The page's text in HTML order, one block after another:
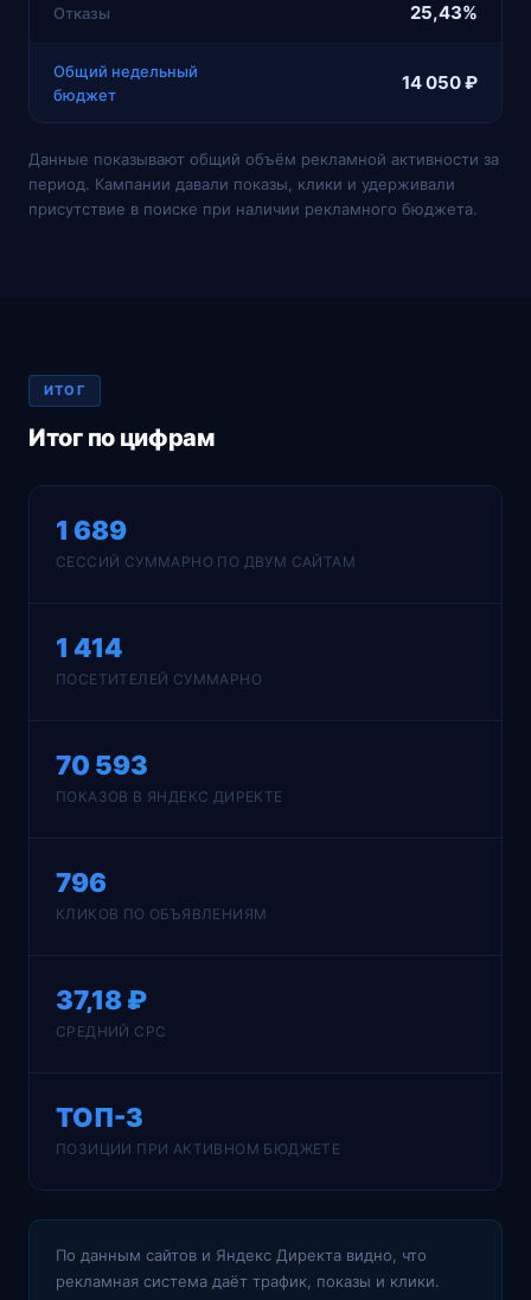
Отказы 25,43%
Общий недельный
бюджет
14 050 ₽
Данные показывают общий объём рекламной активности за
период. Кампании давали показы, клики и удерживали
присутствие в поиске при наличии рекламного бюджета.
ИТОГ
Итог по цифрам
1 689
СЕССИЙ СУММАРНО ПО ДВУМ САЙТАМ
1 414
ПОСЕТИТЕЛЕЙ СУММАРНО
70 593
ПОКАЗОВ В ЯНДЕКС ДИРЕКТЕ
796
КЛИКОВ ПО ОБЪЯВЛЕНИЯМ
37,18 ₽
СРЕДНИЙ CPC
ТОП-3
ПОЗИЦИИ ПРИ АКТИВНОМ БЮДЖЕТЕ
По данным сайтов и Яндекс Директа видно, что
рекламная система даёт трафик, показы и клики.